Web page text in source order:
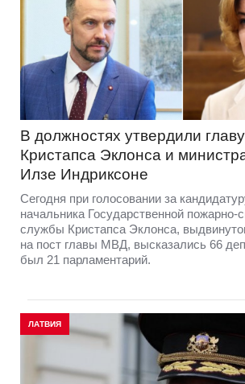
В должностях утвердили
Кристапса Эклонса и
Илзе Индриксоне
Сегодня при голосовании за
начальника Государственной пожарно-
службы Кристапса Эклонса,
на пост главы МВД, высказались 66
был 21 парламентарий.
ЛАТВИЯ